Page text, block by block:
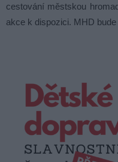
cestování městskou
akce k dispozici. MHD